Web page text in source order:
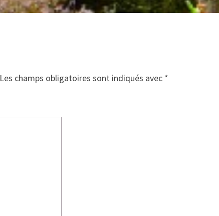
Les champs obligatoires sont indiqués avec *